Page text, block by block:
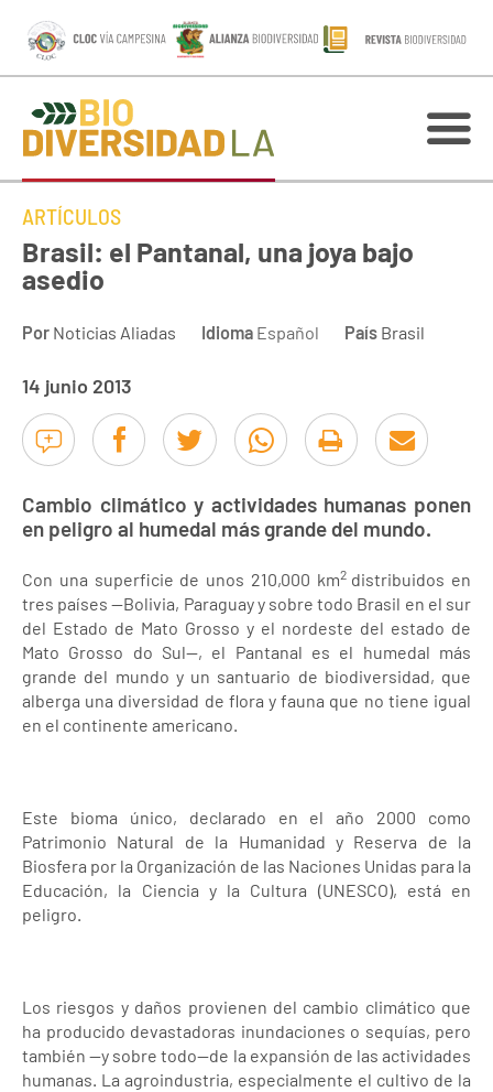
ARTÍCULOS
Brasil: el Pantanal, una joya bajo
asedio
Por Noticias Aliadas Idioma Español País Brasil
14 junio 2013
Cambio climático y actividades humanas ponen
en peligro al humedal más grande del mundo.
Con una superficie de unos 210,000 km2 distribuidos en
tres países —Bolivia, Paraguay y sobre todo Brasil en el sur
del Estado de Mato Grosso y el nordeste del estado de
Mato Grosso do Sul—, el Pantanal es el humedal más
grande del mundo y un santuario de biodiversidad, que
alberga una diversidad de flora y fauna que no tiene igual
en el continente americano.
Este bioma único, declarado en el año 2000 como
Patrimonio Natural de la Humanidad y Reserva de la
Biosfera por la Organización de las Naciones Unidas para la
Educación, la Ciencia y la Cultura (UNESCO), está en
peligro.
Los riesgos y daños provienen del cambio climático que
ha producido devastadoras inundaciones o sequías, pero
también —y sobre todo—de la expansión de las actividades
humanas. La agroindustria, especialmente el cultivo de la